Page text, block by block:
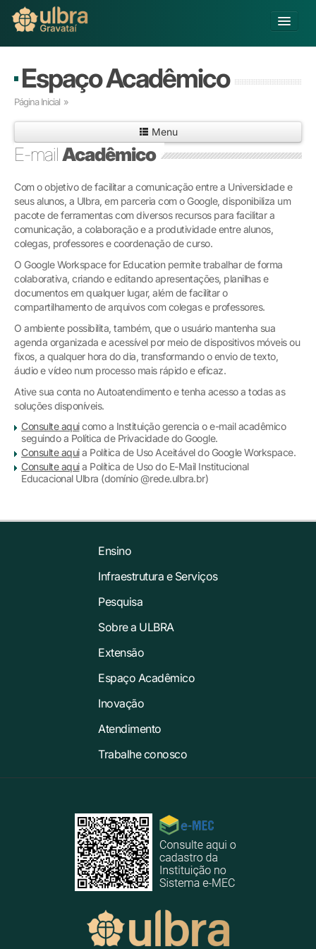
Buscar
Matricule-se
Graduação
Pós-graduação
Educação a Distância
Pesquisa
Infraestrutura e Serviços
Inovação
Sobre a ULBRA
Espaço Acadêmico
Página Inicial »
Menu
E-mailAcadêmico
Com o objetivo de facilitar a comunicação entre a Universidade e
seus alunos, a Ulbra, em parceria com o Google, disponibiliza um
pacote de ferramentas com diversos recursos para facilitar a
comunicação, a colaboração e a produtividade entre alunos,
colegas, professores e coordenação de curso.
O Google Workspace for Education permite trabalhar de forma
colaborativa, criando e editando apresentações, planilhas e
documentos em qualquer lugar, além de facilitar o
compartilhamento de arquivos com colegas e professores.
O ambiente possibilita, também, que o usuário mantenha sua
agenda organizada e acessível por meio de dispositivos móveis ou
fixos, a qualquer hora do dia, transformando o envio de texto,
áudio e vídeo num processo mais rápido e eficaz.
Ative sua conta no Autoatendimento e tenha acesso a todas as
soluções disponíveis.
Consulte aquicomo a Instituição gerencia o e-mail acadêmico
seguindo a Política de Privacidade do Google.
Consulte aquia Política de Uso Aceitável do Google Workspace.
Consulte aquia Política de Uso do E-Mail Institucional
Educacional Ulbra (domínio @rede.ulbra.br)
Ensino
Infraestrutura e Serviços
Pesquisa
Sobre a ULBRA
Extensão
Espaço Acadêmico
Inovação
Atendimento
Trabalhe conosco